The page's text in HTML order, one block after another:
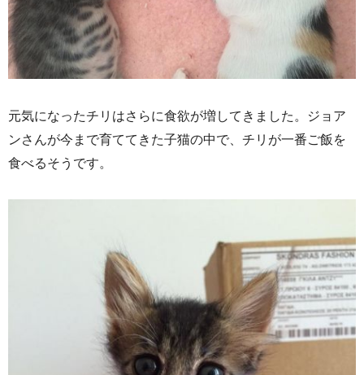
元気になったチリはさらに食欲が増してきました。ジョア
ンさんが今まで育ててきた子猫の中で、チリが一番ご飯を
食べるそうです。